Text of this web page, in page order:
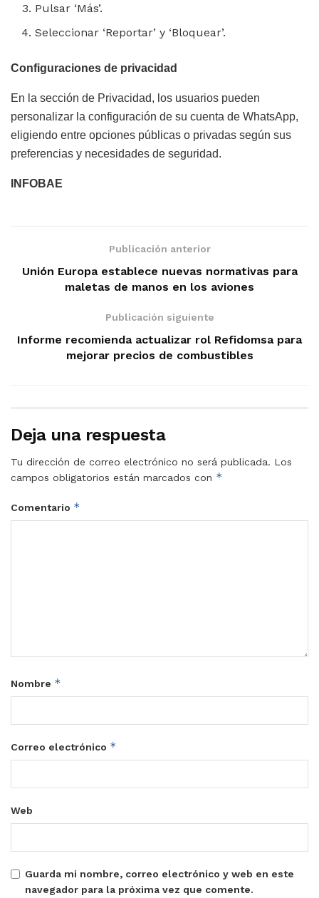
Pulsar ‘Más’.
Seleccionar ‘Reportar’ y ‘Bloquear’.
Configuraciones de privacidad
En la sección de Privacidad, los usuarios pueden
personalizar la configuración de su cuenta de WhatsApp,
eligiendo entre opciones públicas o privadas según sus
preferencias y necesidades de seguridad.
INFOBAE
Publicación anterior
Unión Europa establece nuevas normativas para
maletas de manos en los aviones
Publicación siguiente
Informe recomienda actualizar rol Refidomsa para
mejorar precios de combustibles
Deja una respuesta
Tu dirección de correo electrónico no será publicada. Los
campos obligatorios están marcados con *
Comentario *
Nombre *
Correo electrónico *
Web
Guarda mi nombre, correo electrónico y web en este
navegador para la próxima vez que comente.